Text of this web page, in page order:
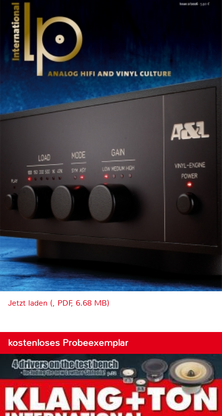
Jetzt laden (, PDF, 6.68 MB)
kostenloses Probeexemplar